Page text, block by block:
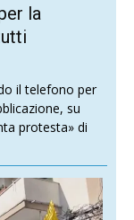
la
il telefono per
su
protesta» di